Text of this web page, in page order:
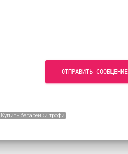
ОТПРАВИТЬ СООБЩЕНИЕ
Купить батарейки трофи